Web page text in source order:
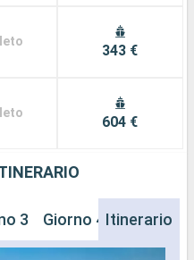
343 €
604 €
3 Giorno 4 Giorno 5
Itinerario